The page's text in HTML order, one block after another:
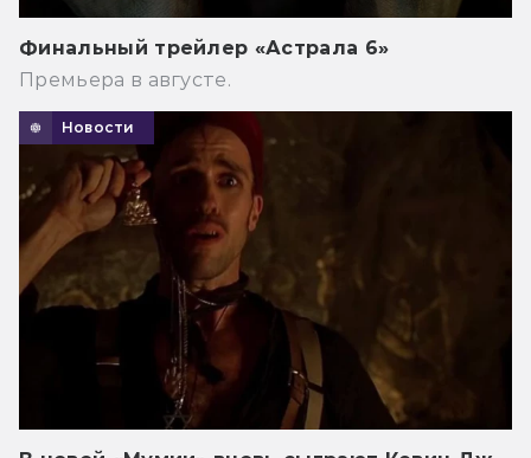
Финальный трейлер «Астрала 6»
Премьера в августе.
Новости